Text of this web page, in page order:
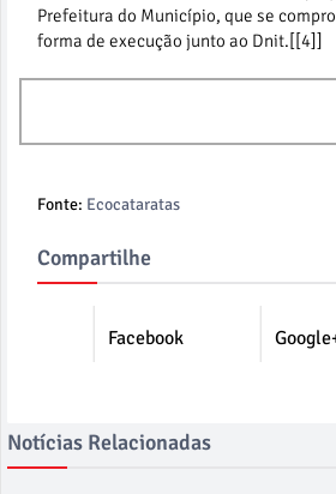
Prefeitura do Município, que se
forma de execução junto ao Dnit.[[4]]
Fonte: Ecocataratas
Compartilhe
Facebook
Notícias Relacionadas